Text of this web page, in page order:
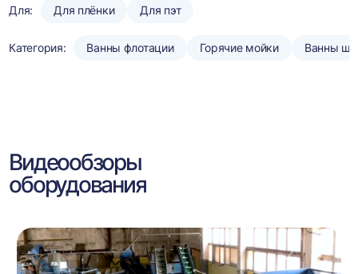
Для: Для плёнки Для пэт
Категория: Ванны флотации Горячие мойки Ванны
Видеообзоры
оборудования